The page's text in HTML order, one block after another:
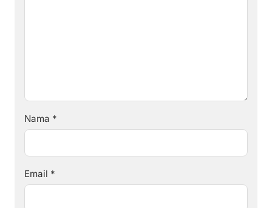
Nama *
Email *